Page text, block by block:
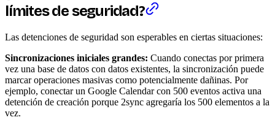
límites de seguridad?
Las detenciones de seguridad son esperables en ciertas situaciones:
Sincronizaciones iniciales grandes: Cuando conectas por primera
vez una base de datos con datos existentes, la sincronización puede
marcar operaciones masivas como potencialmente dañinas. Por
ejemplo, conectar un Google Calendar con 500 eventos activa una
detención de creación porque 2sync agregaría los 500 elementos a la
vez.